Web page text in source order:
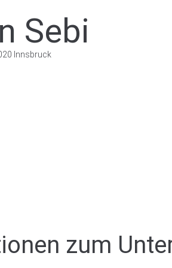
Sebi
Innsbruck
zum